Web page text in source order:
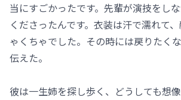
当にすごかったです。先輩が演技をし
くださったんです。衣装は汗で濡れて
ゃくちゃでした。その時には戻りたく
伝えた。
彼は一生姉を探し歩く、どうしても想